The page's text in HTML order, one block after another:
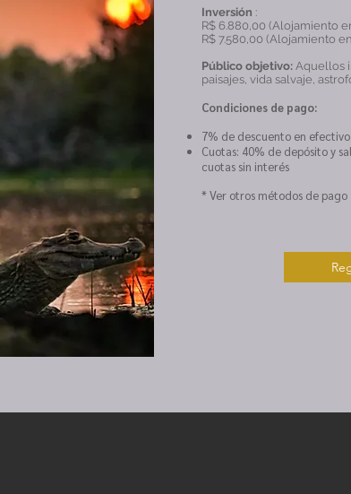
Inversión :
R$ 6.880,00 (Alojamiento
R$ 7.580,00 (Alojamiento
Público objetivo: Aquellos
paisajes, vida salvaje,
Condiciones de pago:
7% de descuento en efectivo
Cuotas: 40% de depósito y
cuotas sin interés
* Ver otros métodos de pago